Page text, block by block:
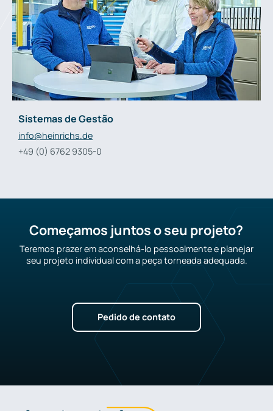
Sistemas de Gestão
info@heinrichs.de
+49 (0) 6762 9305-0
Começamos juntos o seu projeto?
Teremos prazer em aconselhá-lo pessoalmente e planejar
seu projeto individual com a peça torneada adequada.
Pedido de contato